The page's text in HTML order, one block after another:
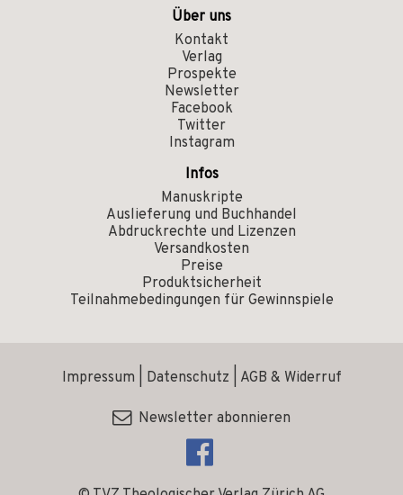
Über uns
Kontakt
Verlag
Prospekte
Newsletter
Facebook
Twitter
Instagram
Infos
Manuskripte
Auslieferung und Buchhandel
Abdruckrechte und Lizenzen
Versandkosten
Preise
Produktsicherheit
Teilnahmebedingungen für Gewinnspiele
Impressum Datenschutz AGB & Widerruf
Newsletter abonnieren